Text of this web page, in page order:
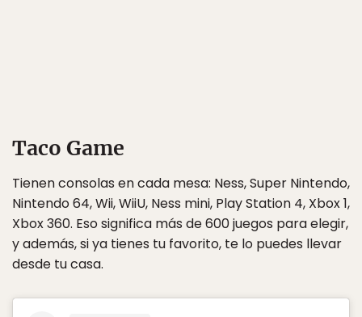
Taco Game
Tienen consolas en cada mesa: Ness, Super Nintendo,
Nintendo 64, Wii, WiiU, Ness mini, Play Station 4, Xbox 1,
Xbox 360. Eso significa más de 600 juegos para elegir,
y además, si ya tienes tu favorito, te lo puedes llevar
desde tu casa.